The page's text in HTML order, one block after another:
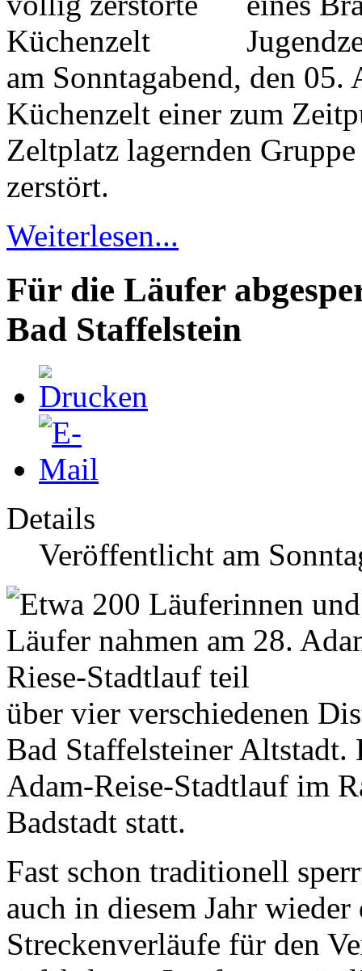
am Sonntagabend, den
Küchenzelt einer zum
Zeltplatz lagernden
zerstört.
Weiterlesen...
Für die Läufer
Bad Staffelstein
Details
Veröffentlicht am
über vier verschiedenen
Bad Staffelsteiner
Adam-Reise-Stadtlauf im
Badstadt statt.
Fast schon traditionell
auch in diesem Jahr
Streckenverläufe für den